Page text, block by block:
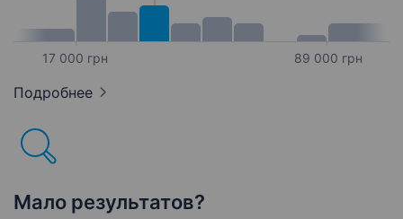
17 000 грн 89 000 грн
Подробнее
Мало результатов?